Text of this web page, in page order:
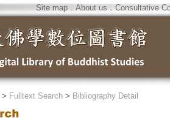
Site map．About us ． Consultative
> Fulltext Search > Bibliography Detail